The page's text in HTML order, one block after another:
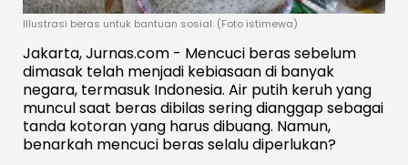
Illustrasi beras untuk bantuan sosial. (Foto istimewa)
Jakarta, Jurnas.com - Mencuci beras sebelum
dimasak telah menjadi kebiasaan di banyak
negara, termasuk Indonesia. Air putih keruh yang
muncul saat beras dibilas sering dianggap sebagai
tanda kotoran yang harus dibuang. Namun,
benarkah mencuci beras selalu diperlukan?